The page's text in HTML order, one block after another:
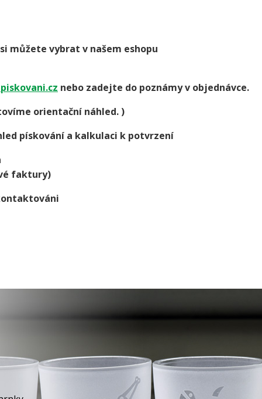
můžete vybrat v našem eshopu
nebo zadejte do poznámy v objednávce.
orientační náhled. )
pískování a kalkulaci k potvrzení
faktury)